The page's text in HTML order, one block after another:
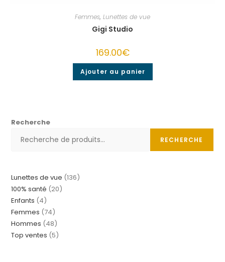
Femmes, Lunettes de vue
Gigi Studio
169.00€
Ajouter au panier
Recherche
RECHERCHE
Lunettes de vue 136
100% santé 20
Enfants 4
Femmes 74
Hommes 48
Top ventes 5